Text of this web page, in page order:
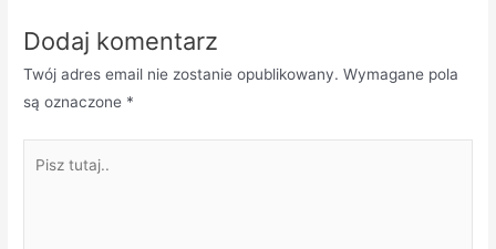
Dodaj komentarz
Twój adres email nie zostanie opublikowany. Wymagane pola
są oznaczone *